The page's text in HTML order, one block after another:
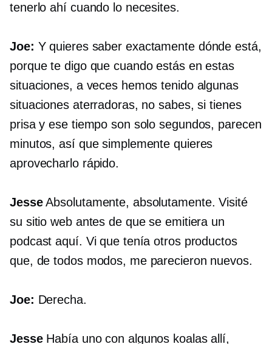
tenerlo ahí cuando lo necesites.
Joe: Y quieres saber exactamente dónde está,
porque te digo que cuando estás en estas
situaciones, a veces hemos tenido algunas
situaciones aterradoras, no sabes, si tienes
prisa y ese tiempo son solo segundos, parecen
minutos, así que simplemente quieres
aprovecharlo rápido.
JesseAbsolutamente, absolutamente. Visité
su sitio web antes de que se emitiera un
podcast aquí. Vi que tenía otros productos
que, de todos modos, me parecieron nuevos.
Joe: Derecha.
JesseHabía uno con algunos koalas allí,